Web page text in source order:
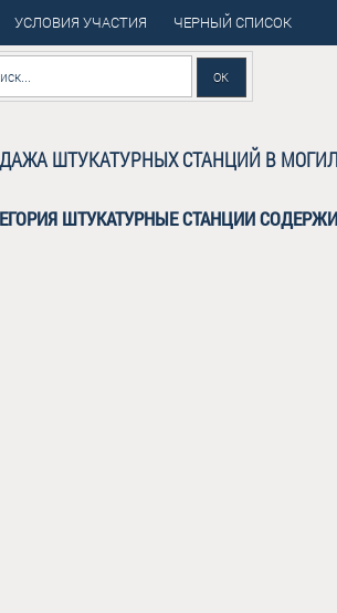
УСЛОВИЯ УЧАСТИЯ ЧЕРНЫЙ СПИСОК
ШТУКАТУРНЫХ СТАНЦИЙ В
ШТУКАТУРНЫЕ СТАНЦИИ